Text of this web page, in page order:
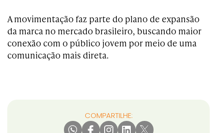
A movimentação faz parte do plano de expansão
da marca no mercado brasileiro, buscando maior
conexão com o público jovem por meio de uma
comunicação mais direta.
COMPARTILHE: